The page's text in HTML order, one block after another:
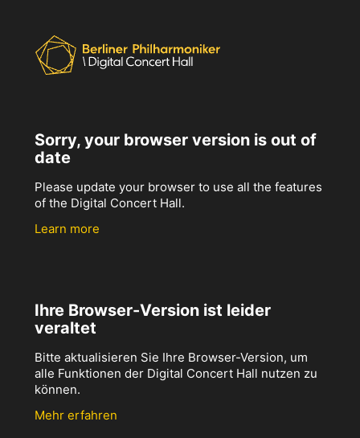
Sorry, your browser version is out of
date
Please update your browser to use all the features
of the Digital Concert Hall.
Learn more
Ihre Browser-Version ist leider
veraltet
Bitte aktualisieren Sie Ihre Browser-Version, um
alle Funktionen der Digital Concert Hall nutzen zu
können.
Mehr erfahren